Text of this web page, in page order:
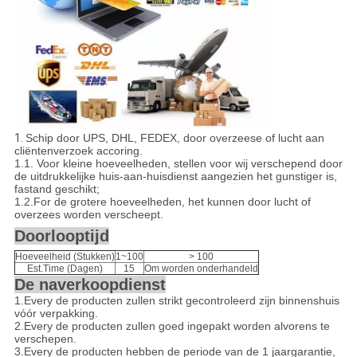
1. Schip door UPS, DHL, FEDEX, door overzeese of lucht aan
cliëntenverzoek accoring.
1.1
Voor kleine hoeveelheden, stellen voor wij verschepend door
de uitdrukkelijke huis-aan-huisdienst aangezien het gunstiger is,
fastand geschikt;
1.2.For de grotere hoeveelheden, het kunnen door lucht of
overzees worden verscheept.
Doorlooptijd
Hoeveelheid (Stukken)1~100
> 100
Est.Time (Dagen)
15 Om worden onderhandeld
De naverkoopdienst
1.Every de producten zullen strikt gecontroleerd zijn binnenshuis
vóór verpakking.
2.Every de producten zullen goed ingepakt worden alvorens te
verschepen.
3.Every de producten hebben de periode van de 1 jaargarantie,